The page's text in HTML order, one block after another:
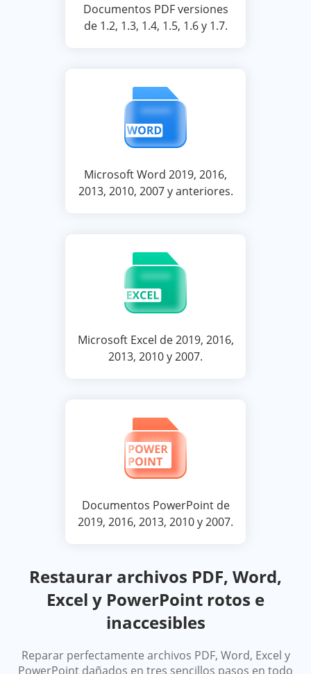
Documentos PDF versiones
de 1.2, 1.3, 1.4, 1.5, 1.6 y 1.7.
Microsoft Word 2019, 2016,
2013, 2010, 2007 y anteriores.
Microsoft Excel de 2019, 2016,
2013, 2010 y 2007.
Documentos PowerPoint de
2019, 2016, 2013, 2010 y 2007.
Restaurar archivos PDF, Word,
Excel y PowerPoint rotos e
inaccesibles
Reparar perfectamente archivos PDF, Word, Excel y
PowerPoint dañados en tres sencillos pasos en todo